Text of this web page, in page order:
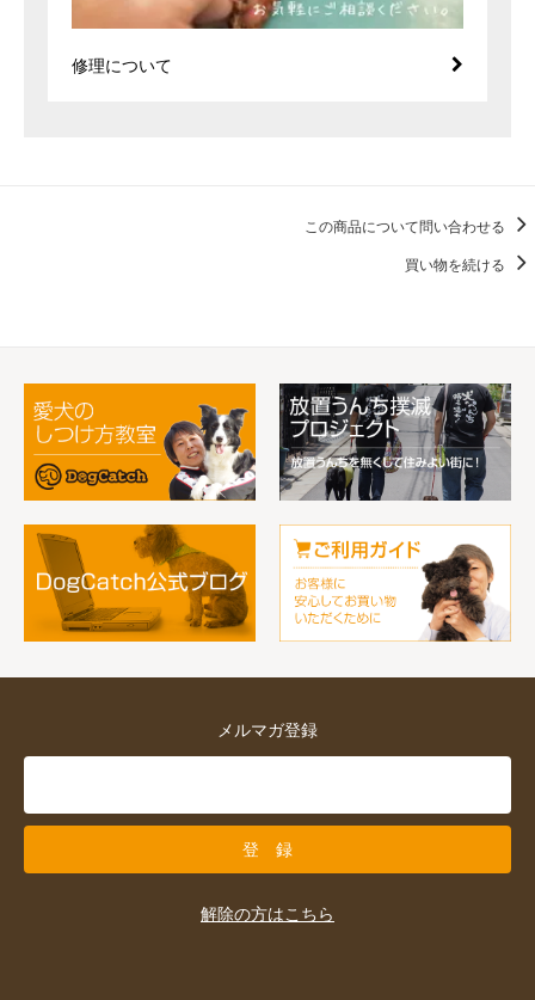
修理について
この商品について問い合わせる
買い物を続ける
メルマガ登録
解除の方はこちら